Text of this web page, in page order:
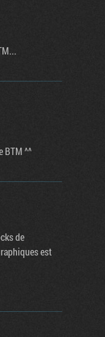
BTM ^^
de
est